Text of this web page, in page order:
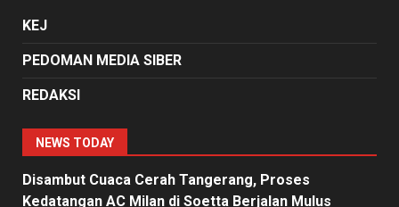
KEJ
PEDOMAN MEDIA SIBER
REDAKSI
NEWS TODAY
Disambut Cuaca Cerah Tangerang, Proses
Kedatangan AC Milan di Soetta Berjalan Mulus